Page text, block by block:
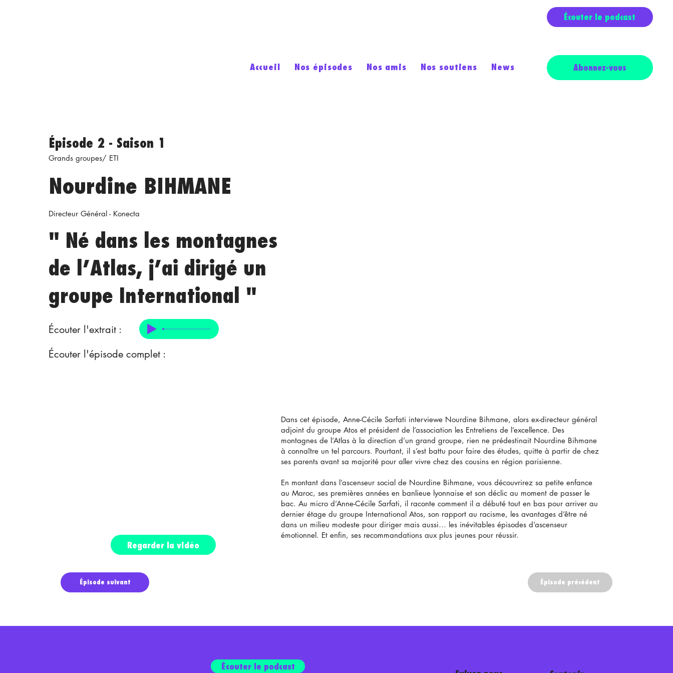
Épisode 2 - Saison 1
Grands groupes/ ETI
Nourdine BIHMANE
Directeur Général - Konecta
" Né dans les montagnes
de l’Atlas, j’ai dirigé un
groupe International "
Écouter l'extrait :
Écouter l'épisode complet :
Écouter le podcast
Accueil Nos épisodes Nos amis Nos soutiens News Abonnez-vous
Regarder la vidéo
Dans cet épisode, Anne-Cécile Sarfati interviewe Nourdine Bihmane, alors ex-directeur général
adjoint du groupe Atos et président de l’association les Entretiens de l’excellence. Des
montagnes de l’Atlas à la direction d’un grand groupe, rien ne prédestinait Nourdine Bihmane
à connaître un tel parcours. Pourtant, il s’est battu pour faire des études, quitte à partir de chez
ses parents avant sa majorité pour aller vivre chez des cousins en région parisienne.
En montant dans l’ascenseur social de Nourdine Bihmane, vous découvrirez sa petite enfance
au Maroc, ses premières années en banlieue lyonnaise et son déclic au moment de passer le
bac. Au micro d’Anne-Cécile Sarfati, il raconte comment il a débuté tout en bas pour arriver au
dernier étage du groupe International Atos, son rapport au racisme, les avantages d’être né
dans un milieu modeste pour diriger mais aussi… les inévitables épisodes d’ascenseur
émotionnel. Et enfin, ses recommandations aux plus jeunes pour réussir.
Épisode précédent
Épisode suivant
Écouter le podcast